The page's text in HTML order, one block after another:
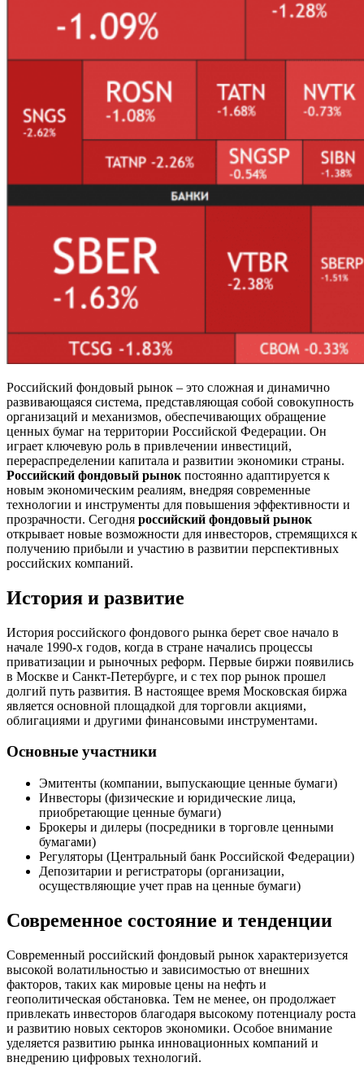
Российский фондовый рынок – это сложная и динамично
развивающаяся система, представляющая собой совокупность
организаций и механизмов, обеспечивающих обращение
ценных бумаг на территории Российской Федерации. Он
играет ключевую роль в привлечении инвестиций,
перераспределении капитала и развитии экономики страны.
Российский фондовый рынок постоянно адаптируется к
новым экономическим реалиям, внедряя современные
технологии и инструменты для повышения эффективности и
прозрачности. Сегодня российский фондовый рынок
открывает новые возможности для инвесторов, стремящихся к
получению прибыли и участию в развитии перспективных
российских компаний.
История и развитие
История российского фондового рынка берет свое начало в
начале 1990-х годов, когда в стране начались процессы
приватизации и рыночных реформ. Первые биржи появились
в Москве и Санкт-Петербурге, и с тех пор рынок прошел
долгий путь развития. В настоящее время Московская биржа
является основной площадкой для торговли акциями,
облигациями и другими финансовыми инструментами.
Основные участники
Эмитенты (компании, выпускающие ценные бумаги)
Инвесторы (физические и юридические лица,
приобретающие ценные бумаги)
Брокеры и дилеры (посредники в торговле ценными
бумагами)
Регуляторы (Центральный банк Российской Федерации)
Депозитарии и регистраторы (организации,
осуществляющие учет прав на ценные бумаги)
Современное состояние и тенденции
Современный российский фондовый рынок характеризуется
высокой волатильностью и зависимостью от внешних
факторов, таких как мировые цены на нефть и
геополитическая обстановка. Тем не менее, он продолжает
привлекать инвесторов благодаря высокому потенциалу роста
и развитию новых секторов экономики. Особое внимание
уделяется развитию рынка инновационных компаний и
внедрению цифровых технологий.